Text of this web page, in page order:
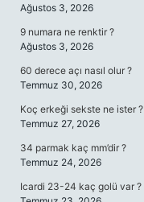
Ağustos 3, 2026
9 numara ne renktir ?
Ağustos 3, 2026
60 derece açı nasıl olur ?
Temmuz 30, 2026
Koç erkeği sekste ne ister ?
Temmuz 27, 2026
34 parmak kaç mm’dir ?
Temmuz 24, 2026
Icardi 23-24 kaç golü var ?